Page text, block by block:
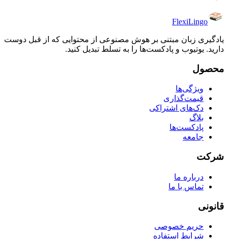
FlexiLingo
یادگیری زبان مبتنی بر هوش مصنوعی از محتوایی که از قبل دوست
دارید. یوتیوب و پادکست‌ها را به تسلط تبدیل کنید.
محصول
ویژگی‌ها
قیمت‌گذاری
دک‌های اشتراکی
بلاگ
پادکست‌ها
جامعه
شرکت
درباره ما
تماس با ما
قانونی
حریم خصوصی
شرایط استفاده